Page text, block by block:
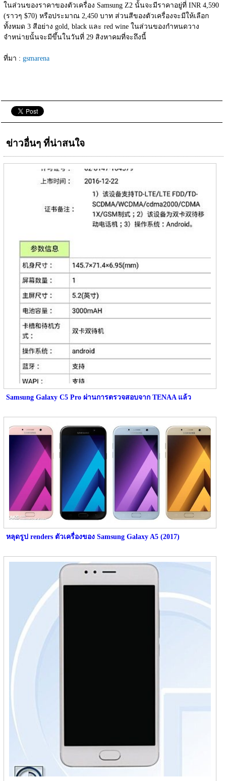
ในส่วนของราคาของตัวเครื่อง Samsung Z2 นั้นจะมีราคาอยู่ที่ INR 4,590
(ราวๆ $70) หรือประมาณ 2,450 บาท ส่วนสีของตัวเครื่องจะมีให้เลือก
ทั้งหมด 3 สีอย่าง gold, black และ red wine ในส่วนของกำหนดวาง
จำหน่ายนั้นจะมีขึ้นในวันที่ 29 สิงหาคมที่จะถึงนี้
ที่มา : gsmarena
ข่าวอื่นๆ ที่น่าสนใจ
Samsung Galaxy C5 Pro ผ่านการตรวจสอบจาก TENAA แล้ว
หลุดรูป renders ตัวเครื่องของ Samsung Galaxy A5 (2017)